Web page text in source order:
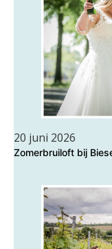
20 juni 2026
Zomerbruiloft bij